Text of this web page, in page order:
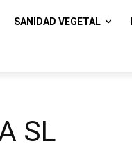
SANIDAD VEGETAL
SL